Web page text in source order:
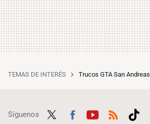
TEMAS DE INTERÉS Trucos GTA San Andreas
Síguenos